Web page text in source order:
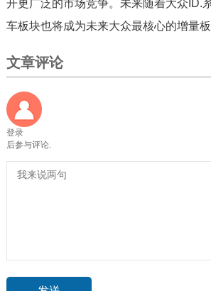
开更广泛的市场竞争。未来随着大众ID.
车板块也将成为未来大众最核心的增量板
文章评论
登录
后参与评论.